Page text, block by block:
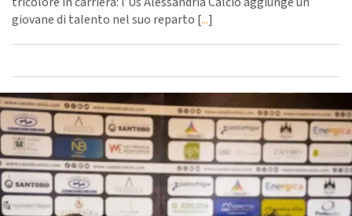
giovane di talento nel suo reparto [...]